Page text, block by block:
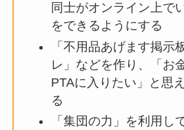
同士がオンライン上で
をできるようにする
「不用品あげます掲示
レ」などを作り、「お
PTAに入りたい」と思
る
「集団の力」を利用し